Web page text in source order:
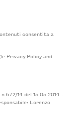
consentita a
Privacy Policyand
14 del 15.05.2014 -
Lorenzo